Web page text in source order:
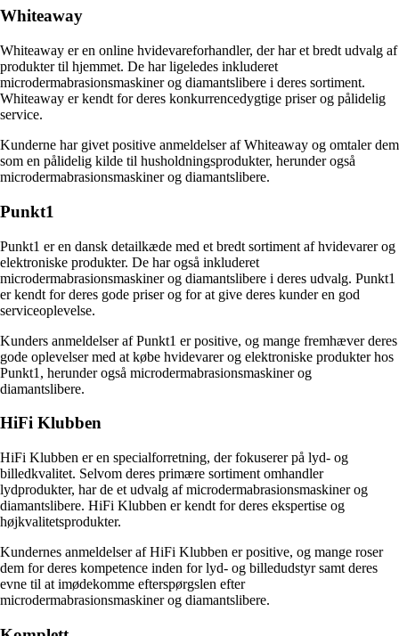
Whiteaway
Whiteaway er en online hvidevareforhandler, der har et bredt udvalg af
produkter til hjemmet. De har ligeledes inkluderet
microdermabrasionsmaskiner og diamantslibere i deres sortiment.
Whiteaway er kendt for deres konkurrencedygtige priser og pålidelig
service.
Kunderne har givet positive anmeldelser af Whiteaway og omtaler dem
som en pålidelig kilde til husholdningsprodukter, herunder også
microdermabrasionsmaskiner og diamantslibere.
Punkt1
Punkt1 er en dansk detailkæde med et bredt sortiment af hvidevarer og
elektroniske produkter. De har også inkluderet
microdermabrasionsmaskiner og diamantslibere i deres udvalg. Punkt1
er kendt for deres gode priser og for at give deres kunder en god
serviceoplevelse.
Kunders anmeldelser af Punkt1 er positive, og mange fremhæver deres
gode oplevelser med at købe hvidevarer og elektroniske produkter hos
Punkt1, herunder også microdermabrasionsmaskiner og
diamantslibere.
HiFi Klubben
HiFi Klubben er en specialforretning, der fokuserer på lyd- og
billedkvalitet. Selvom deres primære sortiment omhandler
lydprodukter, har de et udvalg af microdermabrasionsmaskiner og
diamantslibere. HiFi Klubben er kendt for deres ekspertise og
højkvalitetsprodukter.
Kundernes anmeldelser af HiFi Klubben er positive, og mange roser
dem for deres kompetence inden for lyd- og billedudstyr samt deres
evne til at imødekomme efterspørgslen efter
microdermabrasionsmaskiner og diamantslibere.